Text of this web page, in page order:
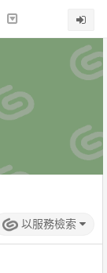
以服務檢索